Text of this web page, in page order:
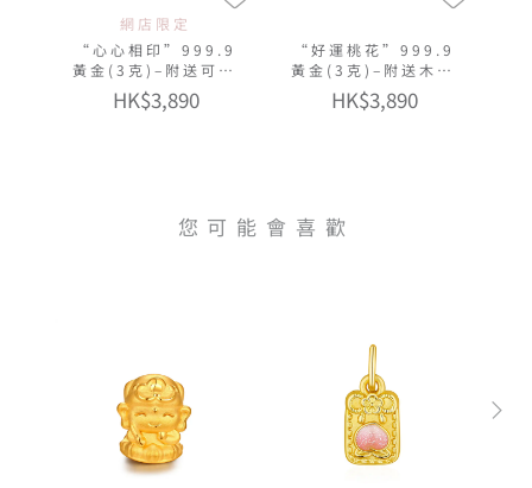
網店限定
“心心相印”999.9
黃金(3克)–附送可愛
貓瓶
HK$3,890
“好運桃花”999.9
黃金(3克)–附送木塞
玻璃瓶
HK$3,890
您可能會喜歡